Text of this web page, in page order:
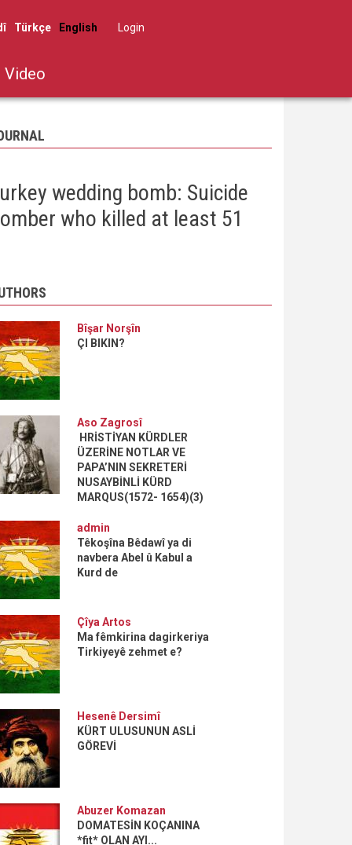
Türkçe English
User
menu
Log in
Video
wedding bomb: Suicide
who killed at least 51
Bîşar Norşîn
ÇI BIKIN?
Aso Zagrosî
HRİSTİYAN KÜRDLER
ÜZERİNE NOTLAR VE
PAPA’NIN SEKRETERİ
NUSAYBİNLİ KÜRD
MARQUS(1572- 1654)(3)
admin
Têkoşîna Bêdawî ya di
navbera Abel û Kabul a
Kurd de
Çîya Artos
Ma fêmkirina dagirkeriya
Tirkiyeyê zehmet e?
Hesenê Dersimî
KÜRT ULUSUNUN ASLİ
GÖREVİ
Abuzer Komazan
DOMATESİN KOÇANINA
*fit* OLAN AYI...